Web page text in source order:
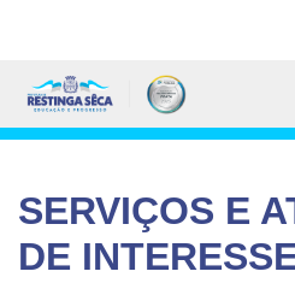
Topo do site
Ir para conteúdo principal
Todos os atalhos
Conteúdo principal
Conteúdo Principal
Prefeitura
SERVIÇOS E
DE